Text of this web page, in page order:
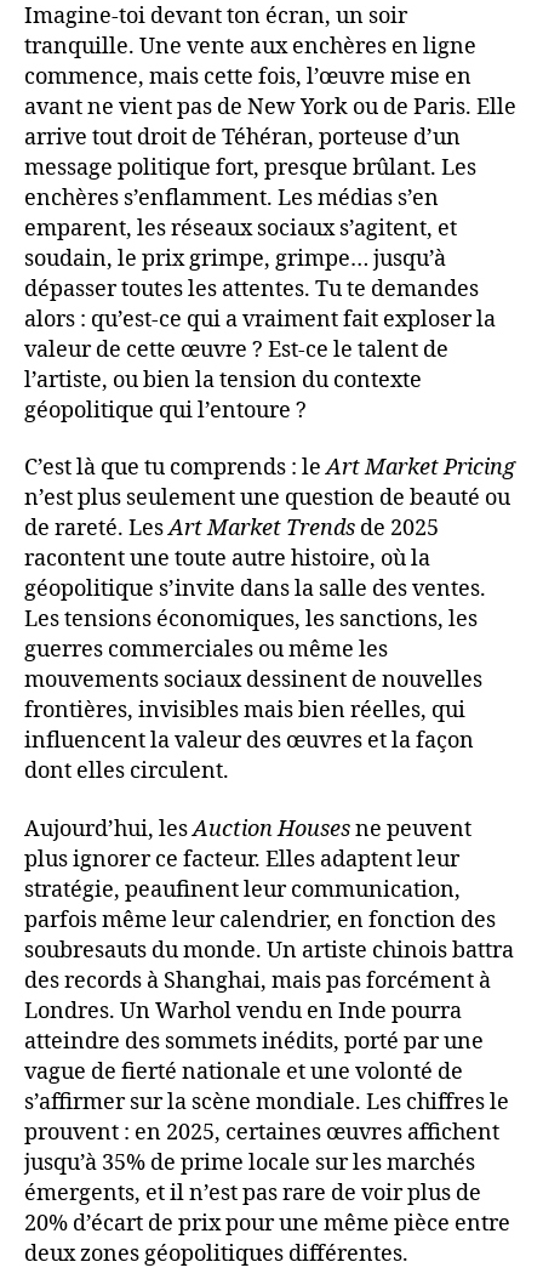
Imagine-toi devant ton écran, un soir
tranquille. Une vente aux enchères en ligne
commence, mais cette fois, l’œuvre mise en
avant ne vient pas de New York ou de Paris. Elle
arrive tout droit de Téhéran, porteuse d’un
message politique fort, presque brûlant. Les
enchères s’enflamment. Les médias s’en
emparent, les réseaux sociaux s’agitent, et
soudain, le prix grimpe, grimpe… jusqu’à
dépasser toutes les attentes. Tu te demandes
alors : qu’est-ce qui a vraiment fait exploser la
valeur de cette œuvre ? Est-ce le talent de
l’artiste, ou bien la tension du contexte
géopolitique qui l’entoure ?
C’est là que tu comprends : leArt Market Pricing
n’est plus seulement une question de beauté ou
de rareté. LesArt Market Trends de 2025
racontent une toute autre histoire, où la
géopolitique s’invite dans la salle des ventes.
Les tensions économiques, les sanctions, les
guerres commerciales ou même les
mouvements sociaux dessinent de nouvelles
frontières, invisibles mais bien réelles, qui
influencent la valeur des œuvres et la façon
dont elles circulent.
Aujourd’hui, lesAuction Housesne peuvent
plus ignorer ce facteur. Elles adaptent leur
stratégie, peaufinent leur communication,
parfois même leur calendrier, en fonction des
soubresauts du monde. Un artiste chinois battra
des records à Shanghai, mais pas forcément à
Londres. Un Warhol vendu en Inde pourra
atteindre des sommets inédits, porté par une
vague de fierté nationale et une volonté de
s’affirmer sur la scène mondiale. Les chiffres le
prouvent : en 2025, certaines œuvres affichent
jusqu’à 35% de prime locale sur les marchés
émergents, et il n’est pas rare de voir plus de
20% d’écart de prix pour une même pièce entre
deux zones géopolitiques différentes.